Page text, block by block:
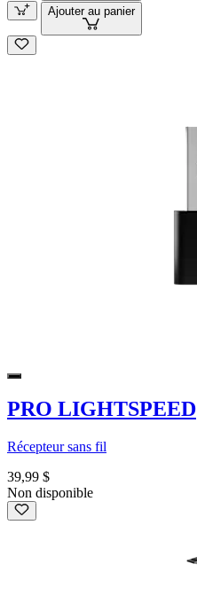
Ajouter au panier
PRO LIGHTSPEED
Récepteur sans fil
39,99 $
Non disponible